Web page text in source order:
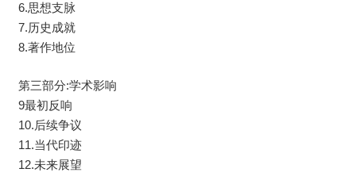
6.思想支脉
7.历史成就
8.著作地位
第三部分:学术影响
9最初反响
10.后续争议
11.当代印迹
12.未来展望